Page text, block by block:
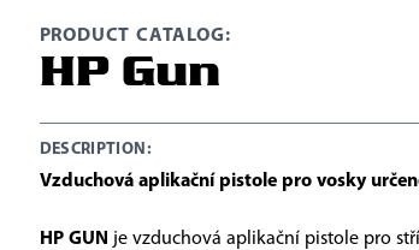
PRODUCT CATALOG:
HP Gun
DESCRIPTION:
Vzduchová aplikační pistole pro vosky
HP GUN je vzduchová aplikační pistole pro